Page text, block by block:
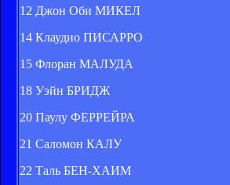
12 Джон Оби МИКЕЛ
14 Клаудио ПИСАРРО
15 Флоран МАЛУДА
18 Уэйн БРИДЖ
20 Паулу ФЕРРЕЙРА
21 Саломон КАЛУ
22 Таль БЕН-ХАИМ